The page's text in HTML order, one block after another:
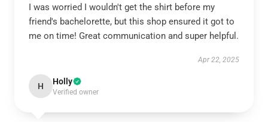
I was worried I wouldn't get the shirt before my
friend's bachelorette, but this shop ensured it got to
me on time! Great communication and super helpful.
Apr 22, 2025
H Holly
Verified owner